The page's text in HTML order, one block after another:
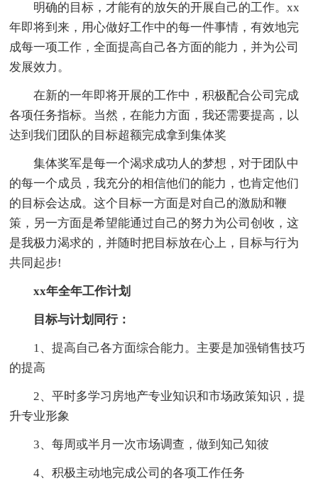
明确的目标，才能有的放矢的开展自己的工作。xx
年即将到来，用心做好工作中的每一件事情，有效地完
成每一项工作，全面提高自己各方面的能力，并为公司
发展效力。
在新的一年即将开展的工作中，积极配合公司完成
各项任务指标。当然，在能力方面，我还需要提高，以
达到我们团队的目标超额完成拿到集体奖
集体奖军是每一个渴求成功人的梦想，对于团队中
的每一个成员，我充分的相信他们的能力，也肯定他们
的目标会达成。这个目标一方面是对自己的激励和鞭
策，另一方面是希望能通过自己的努力为公司创收，这
是我极力渴求的，并随时把目标放在心上，目标与行为
共同起步!
xx年全年工作计划
目标与计划同行：
1、提高自己各方面综合能力。主要是加强销售技巧
的提高
2、平时多学习房地产专业知识和市场政策知识，提
升专业形象
3、每周或半月一次市场调查，做到知己知彼
4、积极主动地完成公司的各项工作任务